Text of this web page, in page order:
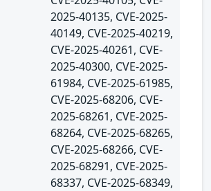
2025-40135, CVE-2025-
40149, CVE-2025-40219,
CVE-2025-40261, CVE-
2025-40300, CVE-2025-
61984, CVE-2025-61985,
CVE-2025-68206, CVE-
2025-68261, CVE-2025-
68264, CVE-2025-68265,
CVE-2025-68266, CVE-
2025-68291, CVE-2025-
68337, CVE-2025-68349,